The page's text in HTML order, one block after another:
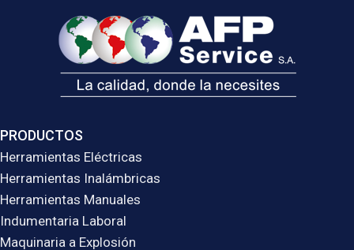
PRODUCTOS
Herramientas Eléctricas
Herramientas Inalámbricas
Herramientas Manuales
Indumentaria Laboral
Maquinaria a Explosión